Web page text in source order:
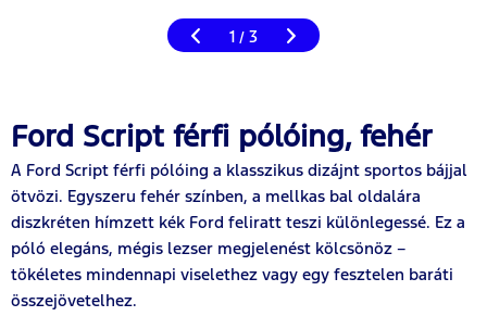
1 / 3
Ford Script férfi pólóing, fehér
A Ford Script férfi pólóing a klasszikus dizájnt sportos bájjal
ötvözi. Egyszeru fehér színben, a mellkas bal oldalára
diszkréten hímzett kék Ford feliratt teszi különlegessé. Ez a
póló elegáns, mégis lezser megjelenést kölcsönöz –
tökéletes mindennapi viselethez vagy egy fesztelen baráti
összejövetelhez.